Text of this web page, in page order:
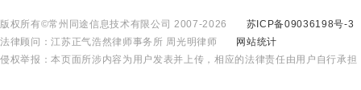
版权所有©常州同途信息技术有限公司 2007-2026
苏ICP备09036198号-3
法律顾问：江苏正气浩然律师事务所 周光明律师
网站统计
侵权举报：本页面所涉内容为用户发表并上传，相应的法律责任由用户自行承